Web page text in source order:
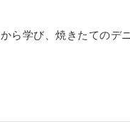
ら学び、焼きたてのデ